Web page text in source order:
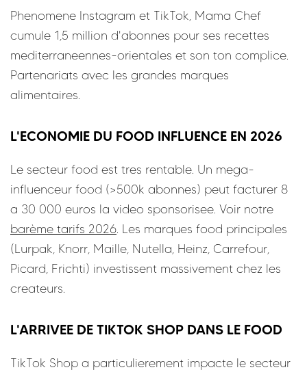
Phenomene Instagram et TikTok, Mama Chef
cumule 1,5 million d'abonnes pour ses recettes
mediterraneennes-orientales et son ton complice.
Partenariats avec les grandes marques
alimentaires.
L'ECONOMIE DU FOOD INFLUENCE EN 2026
Le secteur food est tres rentable. Un mega-
influenceur food (>500k abonnes) peut facturer 8
a 30 000 euros la video sponsorisee. Voir notre
barème tarifs 2026. Les marques food principales
(Lurpak, Knorr, Maille, Nutella, Heinz, Carrefour,
Picard, Frichti) investissent massivement chez les
createurs.
L'ARRIVEE DE TIKTOK SHOP DANS LE FOOD
TikTok Shop a particulierement impacte le secteur